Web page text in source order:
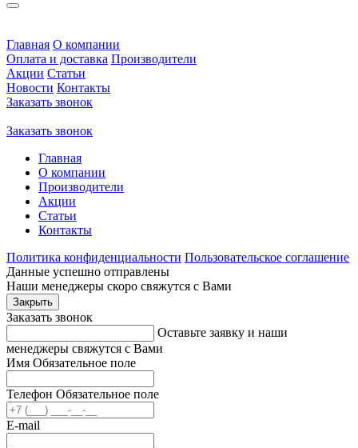
Главная О компании
Оплата и доставка Производители
Акции Статьи
Новости Контакты
Заказать звонок
Заказать звонок
Главная
О компании
Производители
Акции
Статьи
Контакты
Политика конфиденциальности Пользовательское соглашение
Данные успешно отправлены
Наши менеджеры скоро свяжутся с Вами
Закрыть
Заказать звонок
Оставьте заявку и наши
менеджеры свяжутся с Вами
Имя Обязательное поле
Телефон Обязательное поле
E-mail